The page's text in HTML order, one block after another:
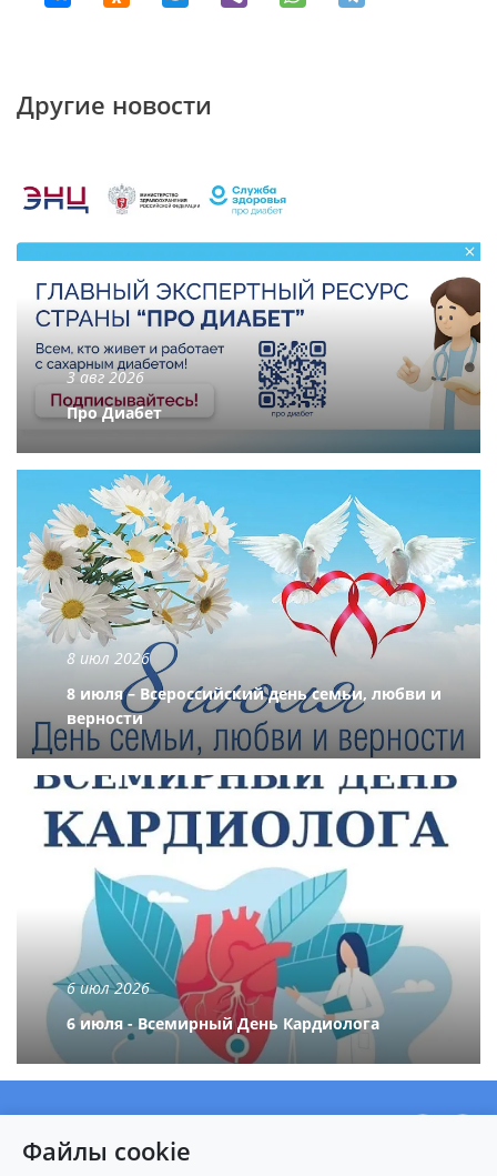
Другие новости
3 авг 2026
Про Диабет
8 июл 2026
8 июля – Всероссийский день семьи, любви и
верности
6 июл 2026
6 июля - Всемирный День Кардиолога
О центре
Новости
Файлы cookie